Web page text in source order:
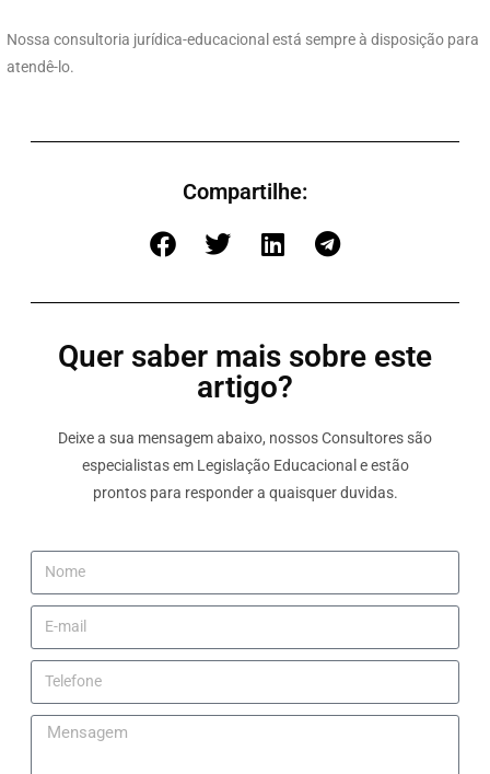
Nossa consultoria jurídica-educacional está sempre à disposição para
atendê-lo.
Compartilhe:
Quer saber mais sobre este
artigo?
Deixe a sua mensagem abaixo, nossos Consultores são
especialistas em Legislação Educacional e estão
prontos para responder a quaisquer duvidas.